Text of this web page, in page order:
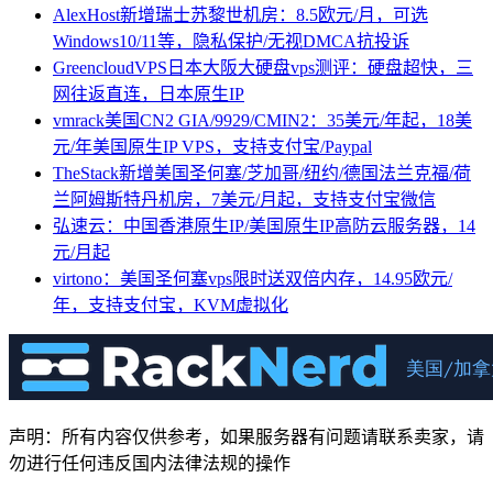
AlexHost新增瑞士苏黎世机房：8.5欧元/月，可选
Windows10/11等，隐私保护/无视DMCA抗投诉
GreencloudVPS日本大阪大硬盘vps测评：硬盘超快，三
网往返直连，日本原生IP
vmrack美国CN2 GIA/9929/CMIN2：35美元/年起，18美
元/年美国原生IP VPS，支持支付宝/Paypal
TheStack新增美国圣何塞/芝加哥/纽约/德国法兰克福/荷
兰阿姆斯特丹机房，7美元/月起，支持支付宝微信
弘速云：中国香港原生IP/美国原生IP高防云服务器，14
元/月起
virtono：美国圣何塞vps限时送双倍内存，14.95欧元/
年，支持支付宝，KVM虚拟化
声明：所有内容仅供参考，如果服务器有问题请联系卖家，请
勿进行任何违反国内法律法规的操作